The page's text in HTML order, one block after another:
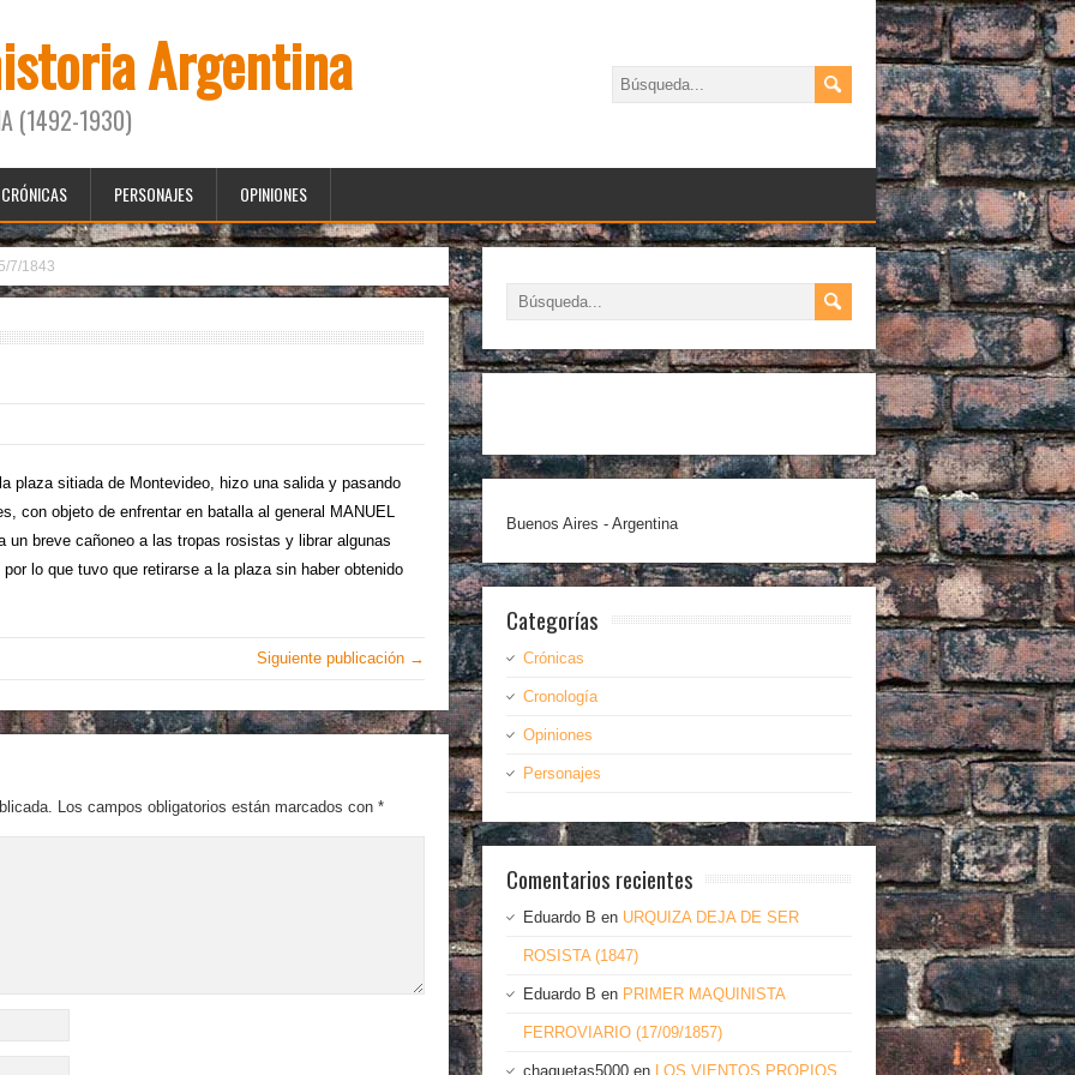
Argentina
(1492-1930)
CRÓNICAS PERSONAJES OPINIONES
7/1843
plaza sitiada de Montevideo, hizo una salida y pasando
con objeto de enfrentar en batalla al general MANUEL
breve cañoneo a las tropas rosistas y librar algunas
lo que tuvo que retirarse a la plaza sin haber obtenido
Siguiente publicación →
Los campos obligatorios están marcados con *
Buenos Aires - Argentina
Categorías
Crónicas
Cronología
Opiniones
Personajes
Comentarios recientes
Eduardo B en URQUIZA DEJA DE SER
ROSISTA (1847)
Eduardo B en PRIMER MAQUINISTA
FERROVIARIO (17/09/1857)
chaquetas5000 en LOS VIENTOS PROPIOS